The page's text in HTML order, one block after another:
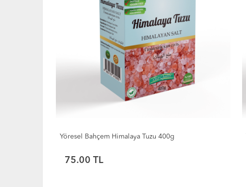
Yöresel Bahçem Himalaya Tuzu 400g
75.00 TL